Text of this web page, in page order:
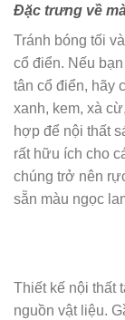
Đặc trưng về
Tránh bóng tối
cổ điển. Nếu
tân cổ điển, hãy
xanh, kem, xà
hợp để nội thất
rất hữu ích cho
chúng trở nên
sẵn màu ngọc
Thiết kế nội thất
nguồn vật liệu.